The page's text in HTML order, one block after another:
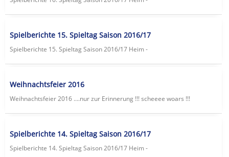
Spielberichte 15. Spieltag Saison 2016/17
Spielberichte 15. Spieltag Saison 2016/17 Heim -
Weihnachtsfeier 2016
Weihnachtsfeier 2016 ....nur zur Erinnerung !!! scheeee woars !!!
Spielberichte 14. Spieltag Saison 2016/17
Spielberichte 14. Spieltag Saison 2016/17 Heim -